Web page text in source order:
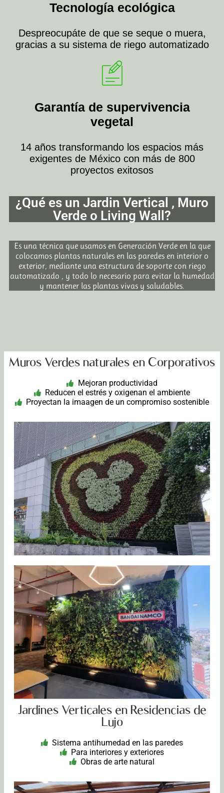
Tecnología ecológica
Despreocupáte de que se seque o muera,
gracias a su sistema de riego automatizado
Garantía de supervivencia
vegetal
14 años transformando los espacios más
exigentes de México con más de 800
proyectos exitosos
¿Qué es un Jardin Vertical , Muro
Verde o Living Wall?
Es una técnica que usamos en Generación Verde en la que
colocamos plantas naturales en las paredes en interior o
exterior, mediante una estructura de soporte con riego
automatizado , y todo lo necesario para evitar la humedad
y mantener las plantas vivas y saludables.
Muros Verdes naturales en Corporativos
Mejoran productividad
Reducen el estrés y oxigenan el ambiente
Proyectan la imaagen de un compromiso sostenible
Jardines Verticales en Residencias de
Lujo
Sistema antihumedad en las paredes
Para interiores y exteriores
Obras de arte natural